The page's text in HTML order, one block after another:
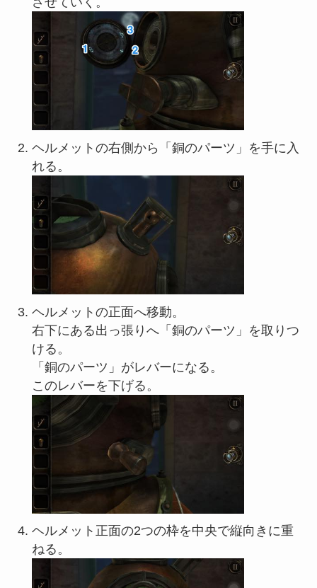
ヘルメットの右側から「銅のパーツ」を手に入
れる。
ヘルメットの正面へ移動。
右下にある出っ張りへ「銅のパーツ」を取りつ
ける。
「銅のパーツ」がレバーになる。
このレバーを下げる。
ヘルメット正面の2つの枠を中央で縦向きに重
ねる。